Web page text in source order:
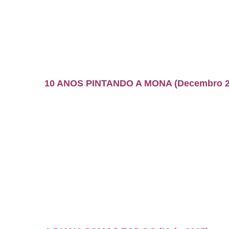
10 ANOS PINTANDO A MONA (Decembro